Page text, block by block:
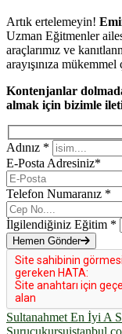
Artık ertelemeyin!
Uzman Eğitmenler
araçlarımız ve
arayışınıza
Kontenjanlar
almak için bizimle
Adınız *
E-Posta Adresiniz*
Telefon Numaranız *
İlgilendiğiniz Eğitim *
Hemen Gönder
Sultanahmet En İyi A